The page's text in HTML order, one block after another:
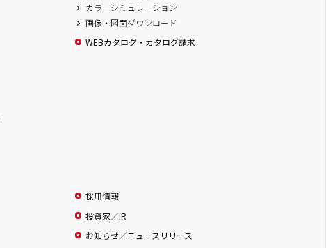
カラーシミュレーション
画像・図面ダウンロード
WEBカタログ・カタログ請求
採用情報
投資家／IR
お知らせ／ニュースリリース